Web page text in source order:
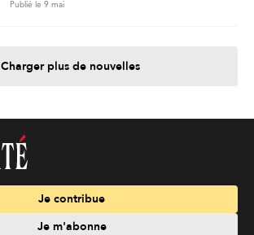
Publié le 9 mai
Charger plus de nouvelles
Je contribue
Je m'abonne